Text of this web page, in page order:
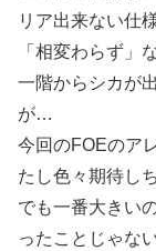
リア出来ない仕
「相変わらず」
一階からシカが
が…
今回のFOEのア
たし色々期待し
でも一番大きい
ったことじゃな